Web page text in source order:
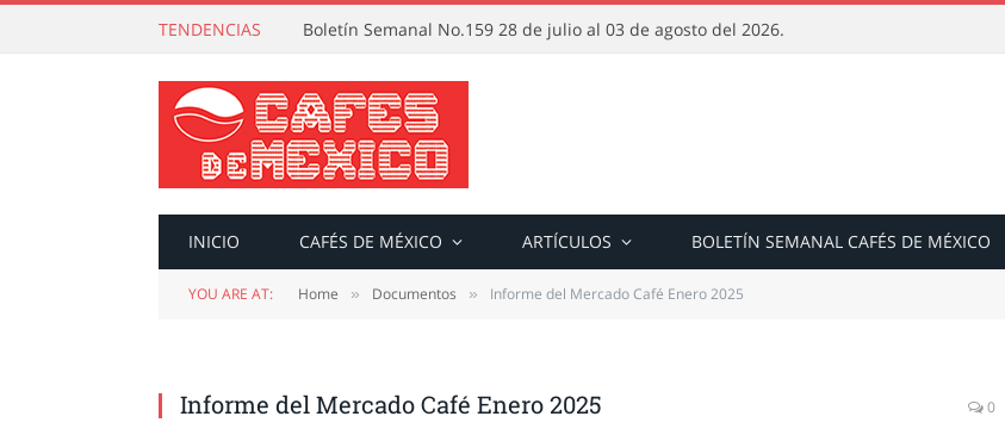
TENDENCIAS Boletín Semanal No.159 28 de julio al 03 de agosto del 2026.
INICIO CAFÉS DE MÉXICO ARTÍCULOS BOLETÍN SEMANAL CAFÉS DE MÉXICO
YOU ARE AT: Home » Documentos » Informe del Mercado Café Enero 2025
Informe del Mercado Café Enero 2025 0